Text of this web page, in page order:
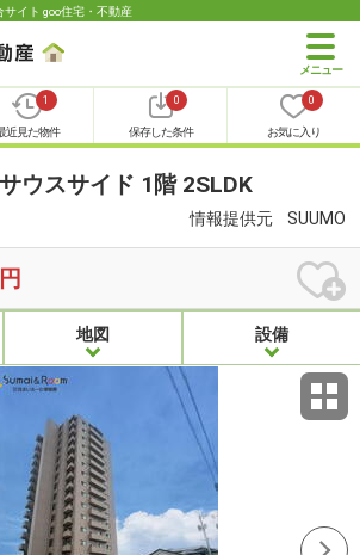
サイト goo住宅・不動産
1
近見た物件
0
保存した条件
0
お気に入り
ウスサイド 1階 2SLDK
情報提供元 SUUMO
地図 設備